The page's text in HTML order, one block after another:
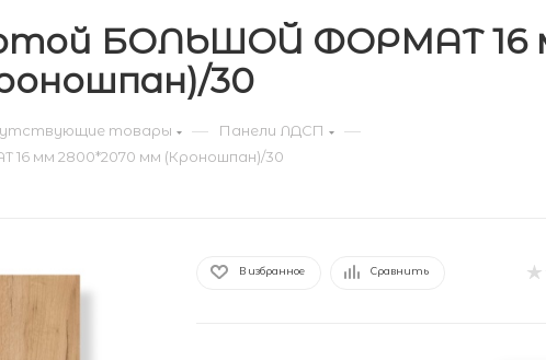
БОЛЬШОЙ ФОРМАТ 16
30
товары — Панели ЛДСП —
мм 2800*2070 мм (Кроношпан)/30
В избранное Сравнить